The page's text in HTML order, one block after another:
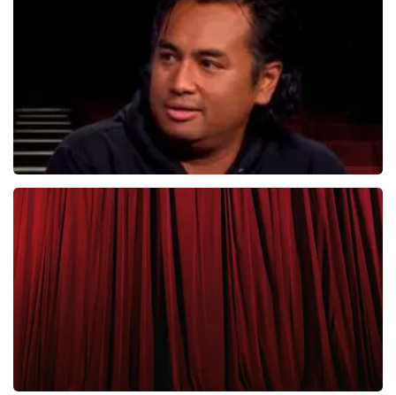
reviews
Daniel Arends
reviews